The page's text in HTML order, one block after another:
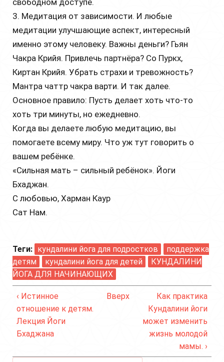
3. Медитация от зависимости. И любые
медитации улучшающие аспект, интересный
именно этому человеку. Важны деньги? Гьян
Чакра Крийя. Привлечь партнёра? Со Пуркх,
Киртан Крийя. Убрать страхи и тревожность?
Мантра чаттр чакра варти. И так далее.
Основное правило: Пусть делает хоть что-то
хоть три минуты, но ежедневно.
Когда вы делаете любую медитацию, вы
помогаете всему миру. Что уж тут говорить о
вашем ребёнке.
«Сильная мать – сильный ребёнок». Йоги
Бхаджан.
С любовью, Харман Каур
Сат Нам.
Теги: кундалини йога для подростков
поддержка
детям
кундалини йога для детей
КУНДАЛИНИ
ЙОГА ДЛЯ НАЧИНАЮЩИХ
‹ Истинное
отношение к детям.
Лекция Йоги
Бхаджана
Вверх
Как практика
Кундалини йоги
может изменить
жизнь молодой
мамы. ›